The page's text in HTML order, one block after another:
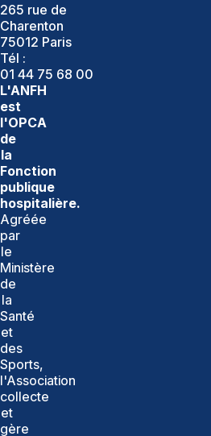
265 rue de
Charenton
75012 Paris
Tél :
01 44 75 68 00
L'ANFH
est
l'OPCA
de
la
Fonction
publique
hospitalière.
Agréée
par
le
Ministère
de
la
Santé
et
des
Sports,
l'Association
collecte
et
gère